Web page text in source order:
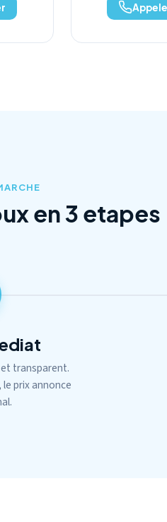
en 3 etapes
transparent.
le prix annonce